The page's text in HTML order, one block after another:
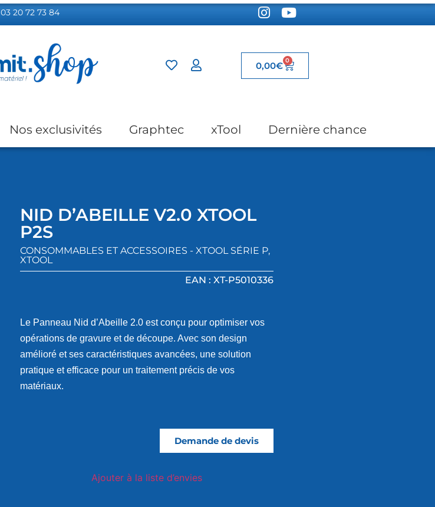
03 20 72 73 84
0,00€ 0
Nos exclusivités Graphtec xTool Dernière chance
NID D’ABEILLE V2.0 XTOOL
P2S
CONSOMMABLES ET ACCESSOIRES - XTOOL SÉRIE P,
XTOOL
EAN : XT-P5010336
Le Panneau Nid d’Abeille 2.0 est conçu pour optimiser vos
opérations de gravure et de découpe. Avec son design
amélioré et ses caractéristiques avancées, une solution
pratique et efficace pour un traitement précis de vos
matériaux.
Demande de devis
Ajouter à la liste d’envies